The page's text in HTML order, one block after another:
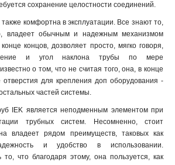
сохранение целостности соединений.
комфортна в эксплуатации. Все знают то,
владеет обычным и надежным механизмом
концов, дозволяет просто, мягко говоря,
и угол наклона трубы по мере
о том, что не считая того, она, в конце
для крепления доп оборудования -
частей системы.
IEK является неподменным элементом при
трубных систем. Несомненно, стоит
владеет рядом преимуществ, таковых как
и удобство в использовании.
что благодаря этому, она пользуется, как